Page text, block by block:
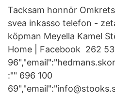
Tacksam honnör Omkrets حلزوني نهائي كل يوم
svea inkasso telefon -
köpman Meyella Kamel
Home | Facebook 262
:"" 696 100